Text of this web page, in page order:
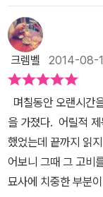
함에 따라 사람을 평가
한 힌딩거에 대한 애
하일너에 대한 죄책
찾아가 다시 친구가
행복감이 깊어질수
한스가 문제아로 변
한다. 그래서 교장선
수레바퀴 아래 깔리
부한다. 그러면서 하
스는 그 우정을 결코
하고 두 번도 읽기 힘
의 작품들은 대부분
고 하는 책들도) 이
었다. 흥미를 불러 일
감도 별로 안갔다. 게
런 책은 정말 정신
한 내용의 소설을 싫
다. 수준 높은 소설을
나는 한스가 너무 불
그저 사회, 학교, 아
하지만 자유분방한
또 다른 세상과 다른
진다. 학교에서도 문
보지만 한 번 눈 뜬 새
하일너와 절친이 되
학생이 된다. 마침내
의욕을 완전히 잃고
는 예전의 영웅대접
꼈던 압박감이나 부
처럼 공부할 시간에
에 공감을 할 것이다.
나온다. 오른쪽의 작
라트이다. 한스는 공
선생님, 목사님, 주위
유 없이 살아가지만
기가 원하는 것이라
어른들은 정작 한스
많이 하는 것이 문제
이 없다는 것이 비극
크렘벨 2014-08-
며칠동안 오랜시간
을 가졌다. 어릴적
했었는데 끝까지 읽
어보니 그때 그 고비
묘사에 치중한 부분